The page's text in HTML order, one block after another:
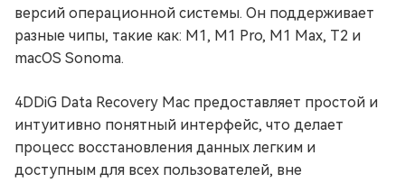
версий операционной системы. Он поддерживает
разные чипы, такие как: M1, M1 Pro, M1 Max, T2 и
macOS Sonoma.
4DDiG Data Recovery Mac предоставляет простой и
интуитивно понятный интерфейс, что делает
процесс восстановления данных легким и
доступным для всех пользователей, вне